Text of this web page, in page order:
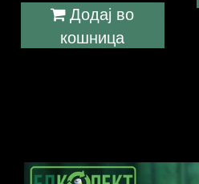
Додај во
кошница